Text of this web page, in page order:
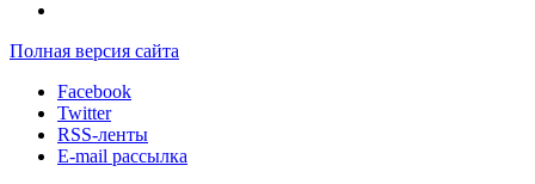
Полная версия сайта
Facebook
Twitter
RSS-ленты
E-mail рассылка